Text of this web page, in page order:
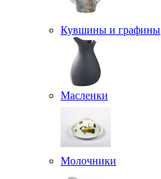
Кувшины и графины
Масленки
Молочники